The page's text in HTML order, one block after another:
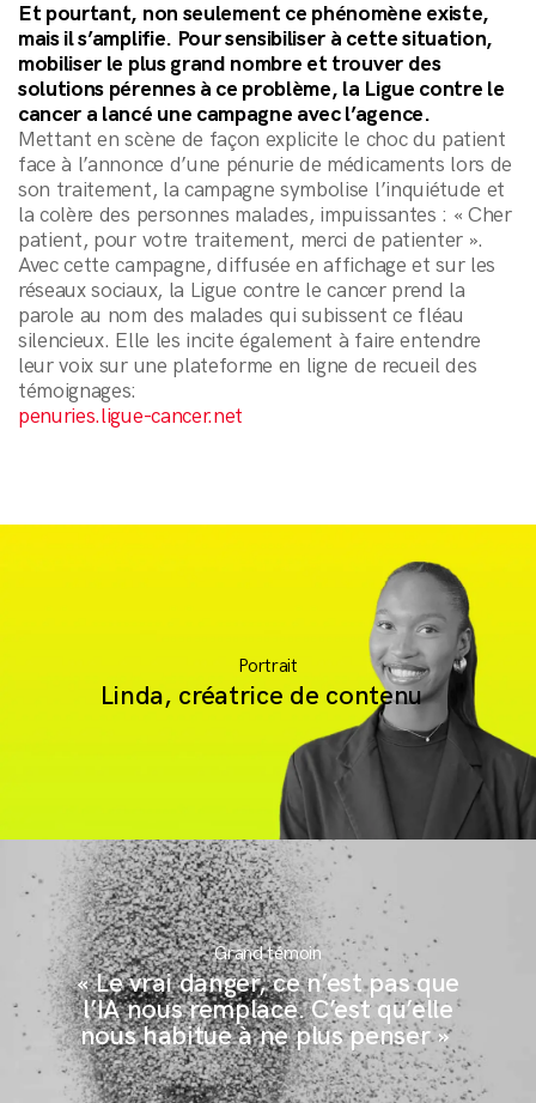
andClients
andNews
andContact
S'inscrire à la newsletter
Et pourtant, non seulement ce phénomène existe,
mais il s’amplifie. Pour sensibiliser à cette situation,
mobiliser le plus grand nombre et trouver des
solutions pérennes à ce problème, la Ligue contre le
cancer a lancé une campagne avec l’agence.
Mettant en scène de façon explicite le choc du patient
face à l’annonce d’une pénurie de médicaments lors de
son traitement, la campagne symbolise l’inquiétude et
la colère des personnes malades, impuissantes : « Cher
patient, pour votre traitement, merci de patienter ».
Avec cette campagne, diffusée en affichage et sur les
réseaux sociaux, la Ligue contre le cancer prend la
parole au nom des malades qui subissent ce fléau
silencieux. Elle les incite également à faire entendre
leur voix sur une plateforme en ligne de recueil des
témoignages:
penuries.ligue-cancer.net
Portrait
Linda, créatrice de contenu
Grand témoin
« Le vrai danger, ce n’est pas que
l’IA nous remplace. C’est qu’elle
nous habitue à ne plus penser »